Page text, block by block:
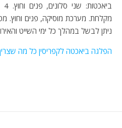
מקלחת. מערכת מוסיקה, פנים וחוץ.
ניתן לבשל במהלך כל ימי השייט
הפלגה ביאכטה לקפריסין כל מה